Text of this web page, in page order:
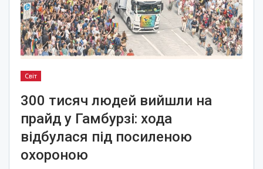
Світ
300 тисяч людей вийшли на
прайд у Гамбурзі: хода
відбулася під посиленою
охороною